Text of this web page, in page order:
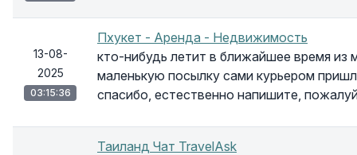
13-08-
2025
03:15:36
Пхукет - Аренда - Недвижимость
кто-нибудь летит в ближайшее время из
маленькую посылку сами курьером
спасибо, естественно напишите,
Таиланд Чат TravelAsk